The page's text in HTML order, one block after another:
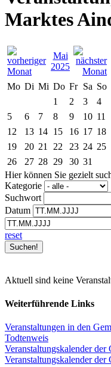
Marktes
Mai
2025
Mo Di Mi Do Fr Sa So
1
2 3
4
5
6 7 8 9 10 11
12
13 14 15 16 17 18
19
20 21 22 23 24 25
26
27 28 29 30 31
Hier können Sie gezielt
Kategorie
Suchwort
Datum
reset
Aktuell sind keine
Weiterführende Links
Veranstaltungen in den
Todtenweis
Veranstaltungskalender der
Veranstaltungskalender der